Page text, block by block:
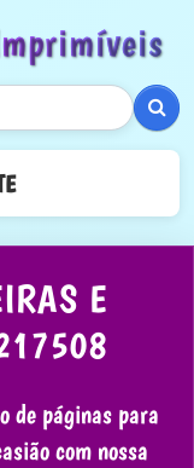
E
de páginas para
com nossa